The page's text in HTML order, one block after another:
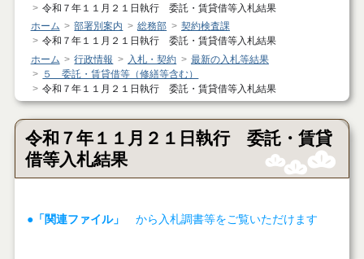
令和７年１１月２１日執行 委託・賃貸借等入札結果
ホーム
部署別案内 総務部
契約検査課
令和７年１１月２１日執行 委託・賃貸借等入札結果
ホーム
行政情報 入札・契約
最新の入札等結果
５ 委託・賃貸借等（修繕等含む）
令和７年１１月２１日執行 委託・賃貸借等入札結果
令和７年１１月２１日執行 委託・賃貸
借等入札結果
●「関連ファイル」 から入札調書等をご覧いただけます